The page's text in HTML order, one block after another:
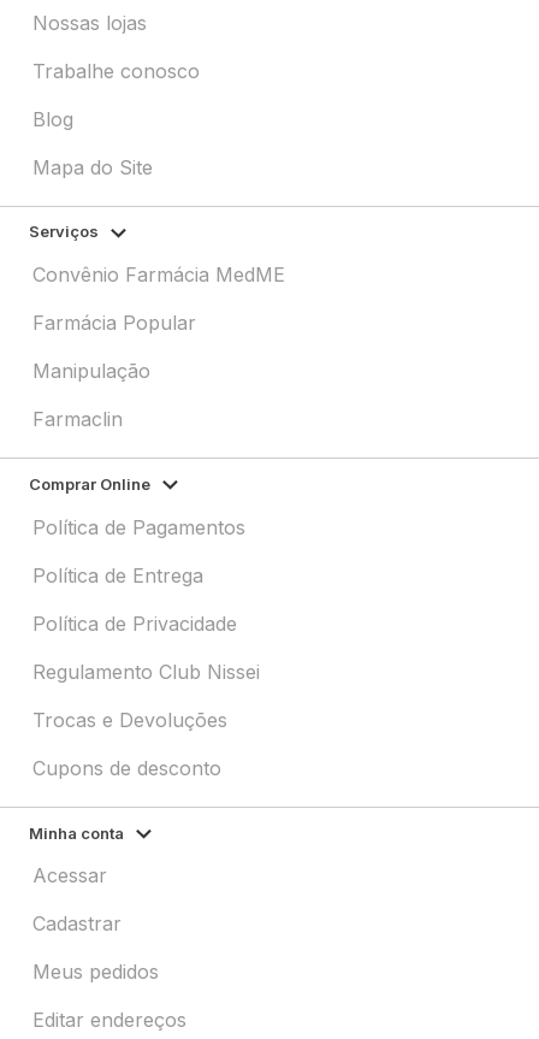
Nossas lojas
Trabalhe conosco
Blog
Mapa do Site
Serviços
Convênio Farmácia MedME
Farmácia Popular
Manipulação
Farmaclin
Comprar Online
Política de Pagamentos
Política de Entrega
Política de Privacidade
Regulamento Club Nissei
Trocas e Devoluções
Cupons de desconto
Minha conta
Acessar
Cadastrar
Meus pedidos
Editar endereços